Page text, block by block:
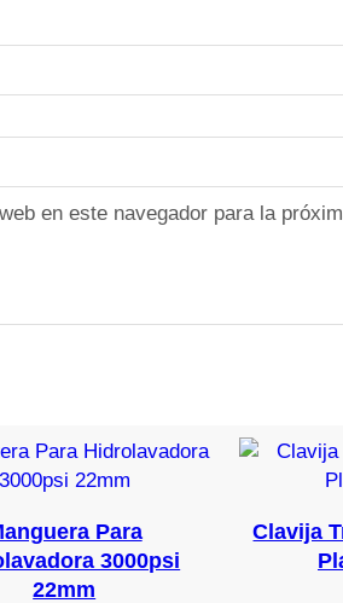
c
t
d
a
en este navegador para la
Para
3000psi
22mm
Clavija